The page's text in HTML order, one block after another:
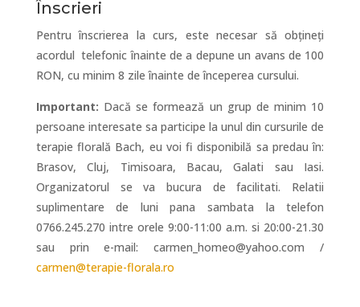
Înscrieri
Pentru înscrierea la curs, este necesar să obțineți
acordul telefonic înainte de a depune un avans de 100
RON, cu minim 8 zile înainte de începerea cursului.
Important: Dacă se formează un grup de minim 10
persoane interesate sa participe la unul din cursurile de
terapie florală Bach, eu voi fi disponibilă sa predau în:
Brasov, Cluj, Timisoara, Bacau, Galati sau Iasi.
Organizatorul se va bucura de facilitati. Relatii
suplimentare de luni pana sambata la telefon
0766.245.270 intre orele 9:00-11:00 a.m. si 20:00-21.30
sau prin e-mail: carmen_homeo@yahoo.com /
carmen@terapie-florala.ro